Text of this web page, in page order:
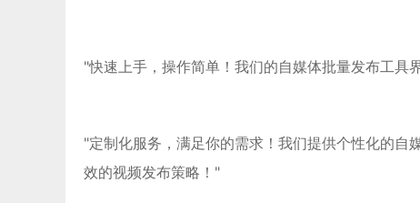
"快速上手，操作简单！我们的自媒体批量发布工
"定制化服务，满足你的需求！我们提供个性化的
效的视频发布策略！"